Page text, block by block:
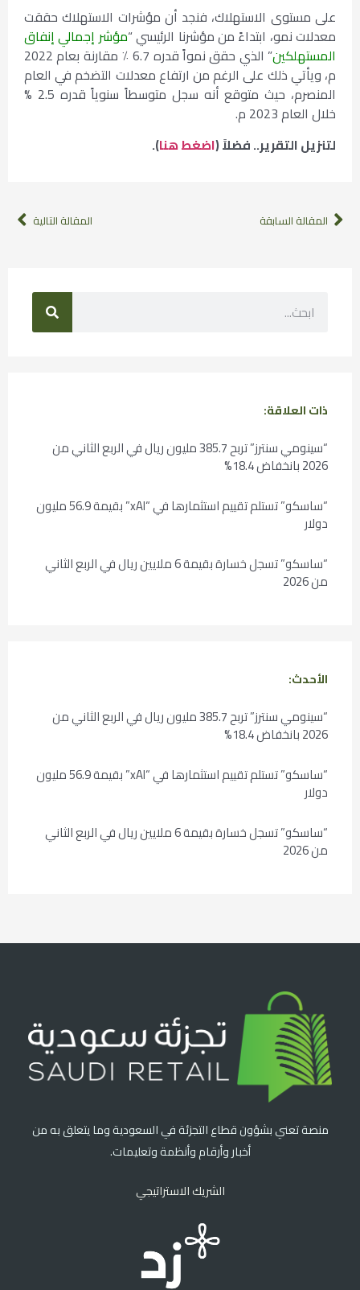
على مستوى الاستهلاك، فنجد أن مؤشرات الاستهلاك حققت
معدلات نمو، ابتداءً من مؤشرنا الرئيسي “مؤشر إجمالي إنفاق
المستهلكين
” الذي حقق نمواً قدره 6.7 ٪ مقارنة بعام 2022
م، ويأتي ذلك على الرغم من ارتفاع معدلات التضخم في العام
المنصرم، حيث متوقع أنه سجل متوسطاً سنوياً قدره 2.5 %
خلال العام 2023 م.
لتنزيل التقرير.. فضلاً (اضغط هنا).
المقالة السابقة المقالة التالية
ذات العلاقة:
“سينومي سنترز” تربح 385.7 مليون ريال في الربع الثاني من
2026 بانخفاض 18.4%
“ساسكو” تستلم تقييم استثمارها في “xAI” بقيمة 56.9 مليون
دولار
“ساسكو” تسجل خسارة بقيمة 6 ملايين ريال في الربع الثاني
من 2026
الأحدث:
“سينومي سنترز” تربح 385.7 مليون ريال في الربع الثاني من
2026 بانخفاض 18.4%
“ساسكو” تستلم تقييم استثمارها في “xAI” بقيمة 56.9 مليون
دولار
“ساسكو” تسجل خسارة بقيمة 6 ملايين ريال في الربع الثاني
من 2026
منصة تعني بشؤون قطاع التجزئة في السعودية وما يتعلق به من
أخبار وأرقام وأنظمة وتعليمات.
الشريك الاستراتيجي